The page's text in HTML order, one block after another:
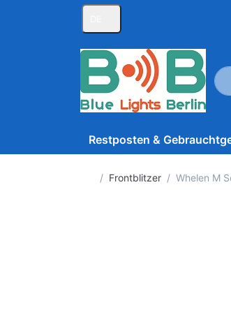
Restposten &
Startseite
Frontblitzer Whelen M